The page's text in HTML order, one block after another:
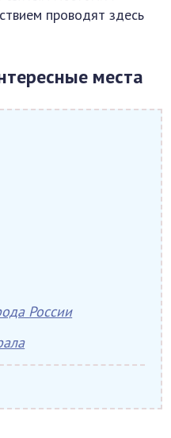
проводят здесь
места
России